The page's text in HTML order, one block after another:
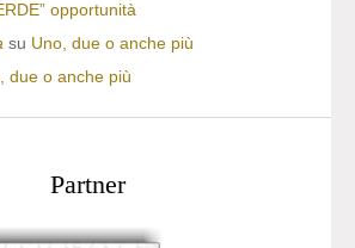
opportunità
su Uno, due o anche più
due o anche più
Partner